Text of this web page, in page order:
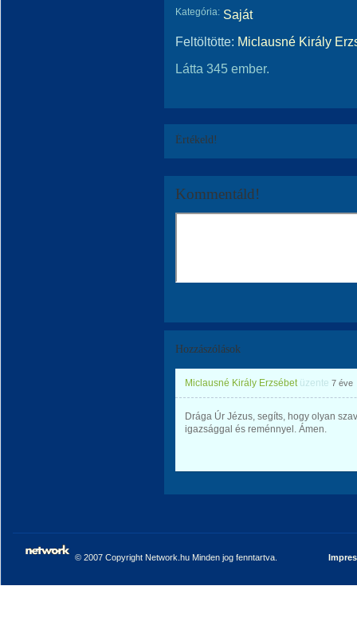
Kategória: Saját
Feltöltötte: Miclausné Király
Látta 345 ember.
Értékeld!
Kommentáld!
Hozzászólások
Miclausné Király Erzsébetüzente 7 éve
Drága Úr Jézus, segíts, hogy olyan
igazsággal és reménnyel. Ámen.
© 2007 Copyright Network.hu Minden jog fenntartva.